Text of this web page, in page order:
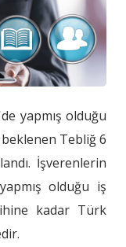
yapmış olduğu
beklenen Tebliğ 6
İşverenlerin
olduğu iş
kadar Türk